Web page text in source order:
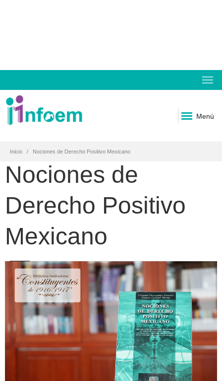
Menú
Inicio Nociones de Derecho Positivo Mexicano
Nociones de
Derecho Positivo
Mexicano